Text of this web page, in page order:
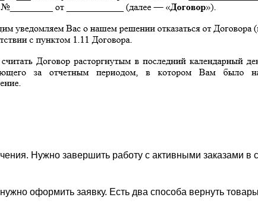
Нужно завершить работу с активными заказами в
оформить заявку. Есть два способа вернуть